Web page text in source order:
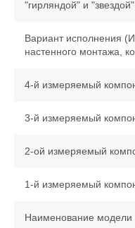
"гирляндой" и "звездой"
Вариант исполнения
настенного монтажа,
4-й измеряемый
3-й измеряемый
2-ой измеряемый
1-й измеряемый
Наименование модели